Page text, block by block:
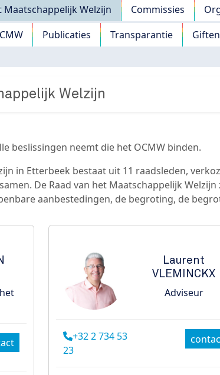
Maatschappelijk Welzijn Commissies
Publicaties Transparantie
Welzijn
beslissingen neemt die het OCMW binden.
in Etterbeek bestaat uit 11 raadsleden,
De Raad van het Maatschappelijk
aanbestedingen, de begroting, de
Laurent
VLEMINCKX
Adviseur
+32 2 734 53
23